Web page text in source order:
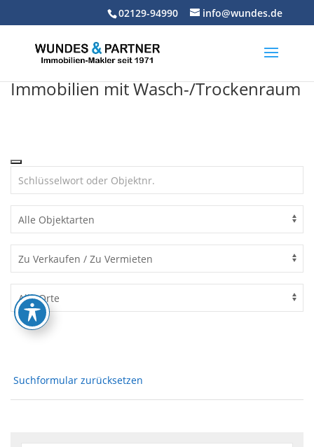
02129-94990 info@wundes.de
Immobilien mit Wasch-/Trockenraum
Suchformular zurücksetzen